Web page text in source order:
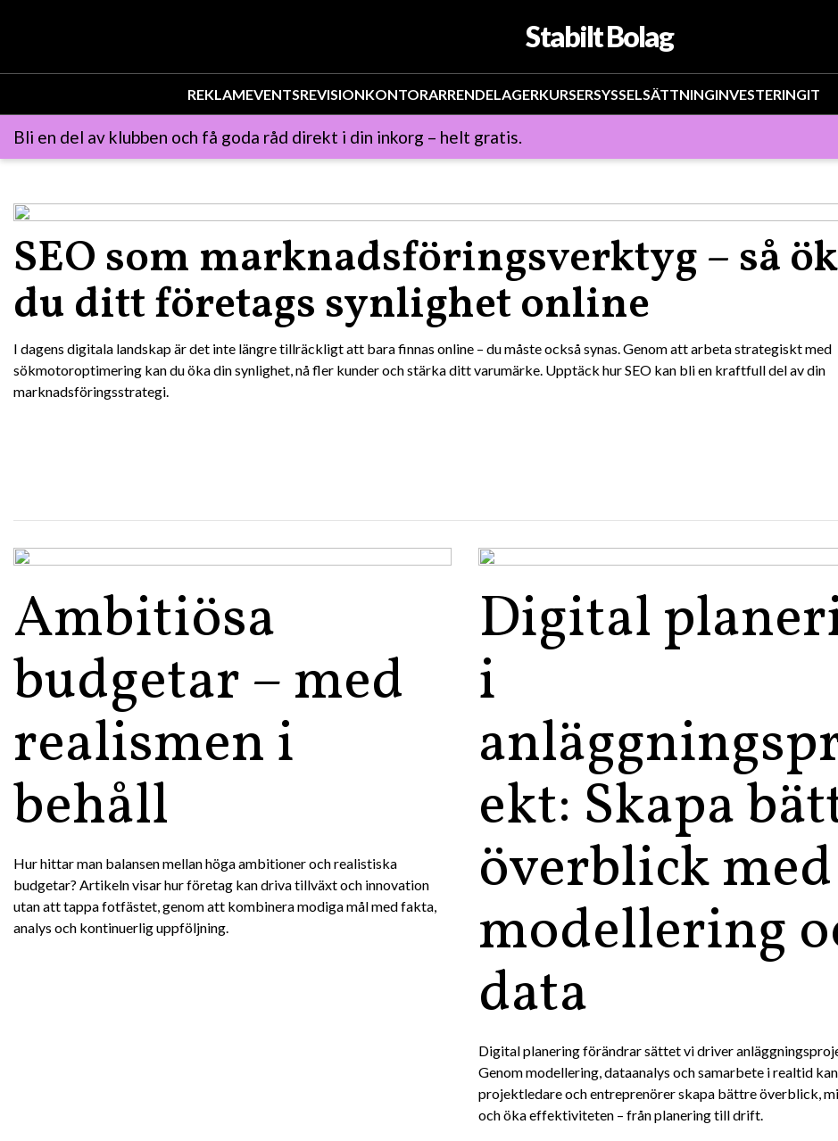
Stabilt Bolag
REKLAMEVENTSREVISIONKONTORARRENDELAGERKURSERSYSSELSÄTTNINGINVESTERINGIT
Bli en del av klubben och få goda råd direkt i din inkorg – helt gratis.
SEO som marknadsföringsverktyg – så
du ditt företags synlighet online
I dagens digitala landskap är det inte längre tillräckligt att bara finnas online – du måste också synas. Genom att arbeta strategiskt med
sökmotoroptimering kan du öka din synlighet, nå fler kunder och stärka ditt varumärke. Upptäck hur SEO kan bli en kraftfull del av din
marknadsföringsstrategi.
Ambitiösa
budgetar – med
realismen i
behåll
Hur hittar man balansen mellan höga ambitioner och realistiska
budgetar? Artikeln visar hur företag kan driva tillväxt och innovation
utan att tappa fotfästet, genom att kombinera modiga mål med fakta,
analys och kontinuerlig uppföljning.
Digital
i
ekt: Skapa
överblick med
modellering
data
Digital planering förändrar sättet vi driver
Genom modellering, dataanalys och samarbete i realtid kan
projektledare och entreprenörer skapa bättre överblick,
och öka effektiviteten – från planering till drift.